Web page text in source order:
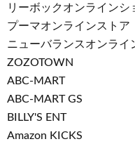
リーボックオンラインシ
プーマオンラインストア
ニューバランスオンライ
ZOZOTOWN
ABC-MART
ABC-MART GS
BILLY'S ENT
Amazon KICKS